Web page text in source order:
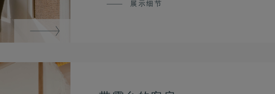
展示细节